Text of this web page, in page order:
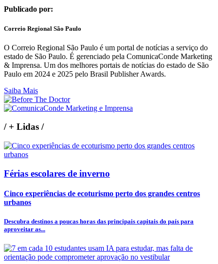
Publicado por:
Correio Regional São Paulo
O Correio Regional São Paulo é um portal de notícias a serviço do
estado de São Paulo. É gerenciado pela ComunicaConde Marketing
& Imprensa. Um dos melhores portais de notícias do estado de São
Paulo em 2024 e 2025 pelo Brasil Publisher Awards.
Saiba Mais
/+ Lidas /
Férias escolares de inverno
Cinco experiências de ecoturismo perto dos grandes centros
urbanos
Descubra destinos a poucas horas das principais capitais do país para
aproveitar as...